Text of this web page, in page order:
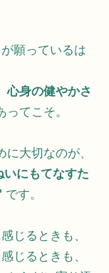
願っているは
心身の健やかさ
ってこそ。
大切なのが、
にもてなすた
です。
じるときも、
じるときも、